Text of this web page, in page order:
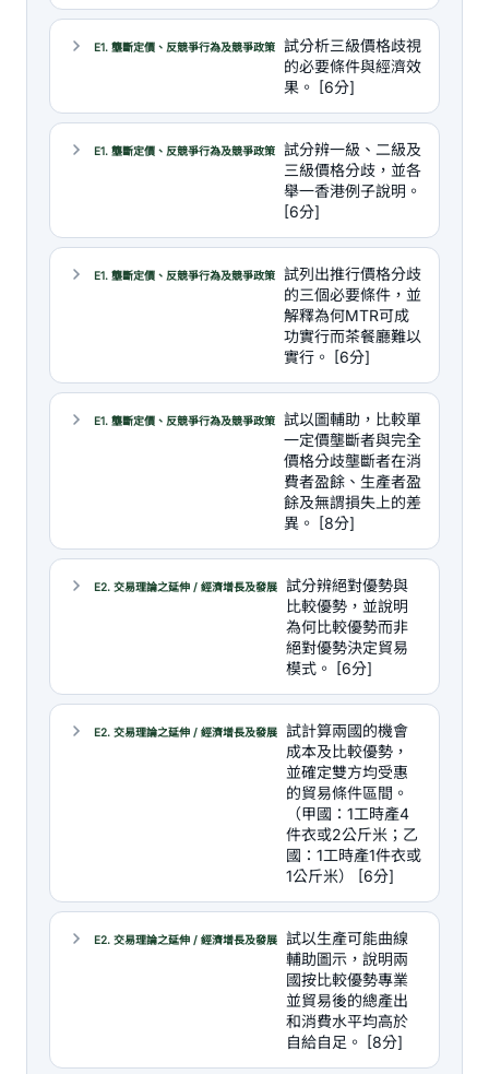
E1. 壟斷定價、反競爭行為及競爭政策
試分析三級價格歧視
的必要條件與經濟效
果。 [6分]
E1. 壟斷定價、反競爭行為及競爭政策
試分辨一級、二級及
三級價格分歧，並各
舉一香港例子說明。
[6分]
E1. 壟斷定價、反競爭行為及競爭政策
試列出推行價格分歧
的三個必要條件，並
解釋為何MTR可成
功實行而茶餐廳難以
實行。 [6分]
E1. 壟斷定價、反競爭行為及競爭政策
試以圖輔助，比較單
一定價壟斷者與完全
價格分歧壟斷者在消
費者盈餘、生產者盈
餘及無謂損失上的差
異。 [8分]
E2. 交易理論之延伸 / 經濟增長及發展
試分辨絕對優勢與
比較優勢，並說明
為何比較優勢而非
絕對優勢決定貿易
模式。 [6分]
E2. 交易理論之延伸 / 經濟增長及發展
試計算兩國的機會
成本及比較優勢，
並確定雙方均受惠
的貿易條件區間。
（甲國：1工時產4
件衣或2公斤米；乙
國：1工時產1件衣或
1公斤米） [6分]
E2. 交易理論之延伸 / 經濟增長及發展
試以生產可能曲線
輔助圖示，說明兩
國按比較優勢專業
並貿易後的總產出
和消費水平均高於
自給自足。 [8分]